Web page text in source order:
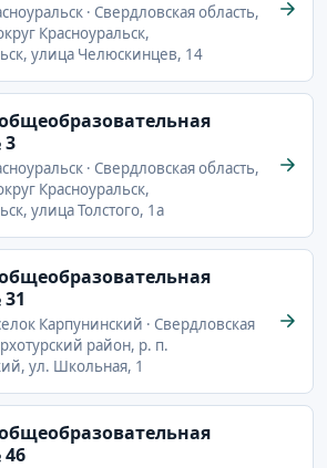
· Свердловская область,
Красноуральск,
улица Челюскинцев, 14
· Свердловская область,
Красноуральск,
улица Толстого, 1а
Карпунинский · Свердловская
район, р. п.
ул. Школьная, 1